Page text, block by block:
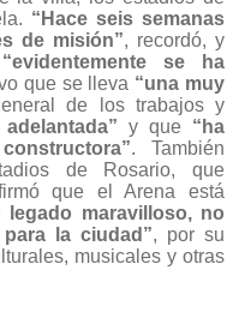
“Hace seis semanas
de misión”, recordó, y
“evidentemente se ha
que se lleva “una muy
de los trabajos y
y que “ha
. También
de Rosario, que
que el Arena está
legado maravilloso, no
la ciudad”, por su
musicales y otras